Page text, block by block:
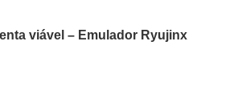
viável – Emulador Ryujinx